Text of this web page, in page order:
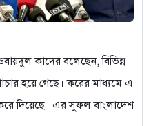
কাদের বলেছেন, বিভিন্ন
হয়ে গেছে। করের মাধ্যমে এ
দিয়েছে। এর সুফল বাংলাদেশ